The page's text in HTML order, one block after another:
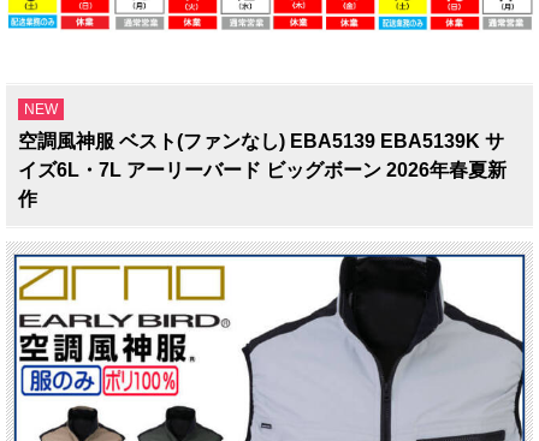
NEW
空調風神服 ベスト(ファンなし) EBA5139 EBA5139K サ
イズ6L・7L アーリーバード ビッグボーン 2026年春夏新
作